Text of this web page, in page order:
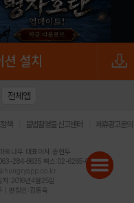
전체앱
책 불법촬영물 신고센터 제휴광고문의
트나우 대표이사:송현두
284-8635 팩스:02-6265-0377
:2016년4월25일
| 편집인:김동욱